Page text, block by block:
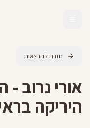
חזרה להרצאות
אורי נרוב
היריקה